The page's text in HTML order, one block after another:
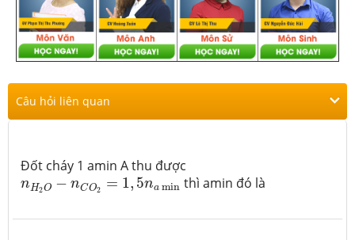
Câu hỏi liên quan
Đốt cháy 1 amin A thu được
n H2O − nCO2 = 1, 5na min
nH2O−nCO2=1, 5naminthì amin đó là